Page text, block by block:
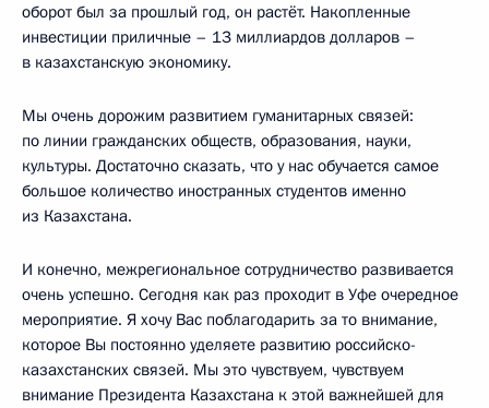
оборот был за прошлый год, он растёт. Накопленные
инвестиции приличные – 13 миллиардов долларов –
в казахстанскую экономику.
Мы очень дорожим развитием гуманитарных связей:
по линии гражданских обществ, образования, науки,
культуры. Достаточно сказать, что у нас обучается самое
большое количество иностранных студентов именно
из Казахстана.
И конечно, межрегиональное сотрудничество развивается
очень успешно. Сегодня как раз проходит в Уфе очередное
мероприятие. Я хочу Вас поблагодарить за то внимание,
которое Вы постоянно уделяете развитию российско-
казахстанских связей. Мы это чувствуем, чувствуем
внимание Президента Казахстана к этой важнейшей для